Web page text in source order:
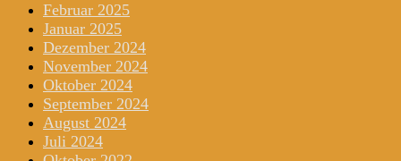
Februar 2025
Januar 2025
Dezember 2024
November 2024
Oktober 2024
September 2024
August 2024
Juli 2024